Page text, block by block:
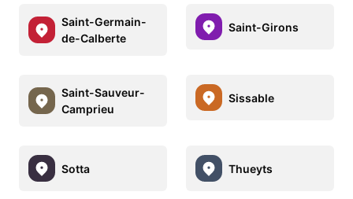
Saint-Germain-
de-Calberte
Saint-Girons
Saint-Sauveur-
Camprieu
Sissable
Sotta Thueyts